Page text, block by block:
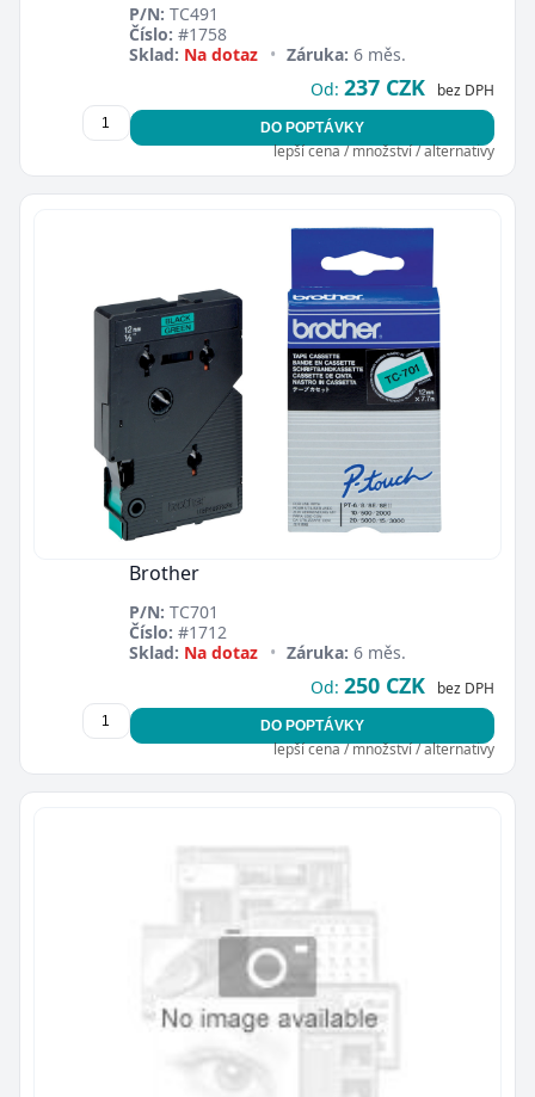
P/N: TC491
Číslo: #1758
Sklad: Na dotaz • Záruka: 6 měs.
Od: 237 CZK bez DPH
DO POPTÁVKY
lepší cena / množství / alternativy
Brother
P/N: TC701
Číslo: #1712
Sklad: Na dotaz • Záruka: 6 měs.
Od: 250 CZK bez DPH
DO POPTÁVKY
lepší cena / množství / alternativy